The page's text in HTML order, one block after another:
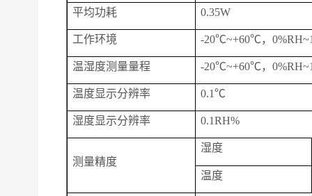
平均功耗 0.35W
工作环境 -20℃~+60℃，0%RH~
温湿度测量量程 -20℃~+60℃，0%RH~
温度显示分辨率 0.1℃
湿度显示分辨率 0.1RH%
测量精度
湿度
温度